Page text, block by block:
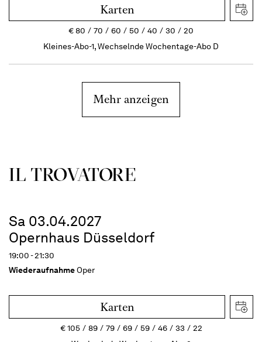
Karten
€80 70 60 50 40 30
20
Kleines-Abo-1, Wechselnde Wochentage-Abo D
Mehr anzeigen
IL TROVA­TORE
Sa 03.04.2027
Opernhaus Düsseldorf
19:00 - 21:30
WiederaufnahmeOper
Karten
€105 89 79 69 59 46 33
22